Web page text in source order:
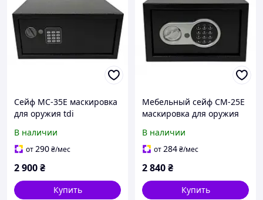
Сейф МС-35Е маскировка
для оружия tdi
В наличии
от290₴/мес
2 900₴
Купить
Мебельный сейф СМ-25Е
маскировка для оружия
В наличии
от284₴/мес
2 840₴
Купить